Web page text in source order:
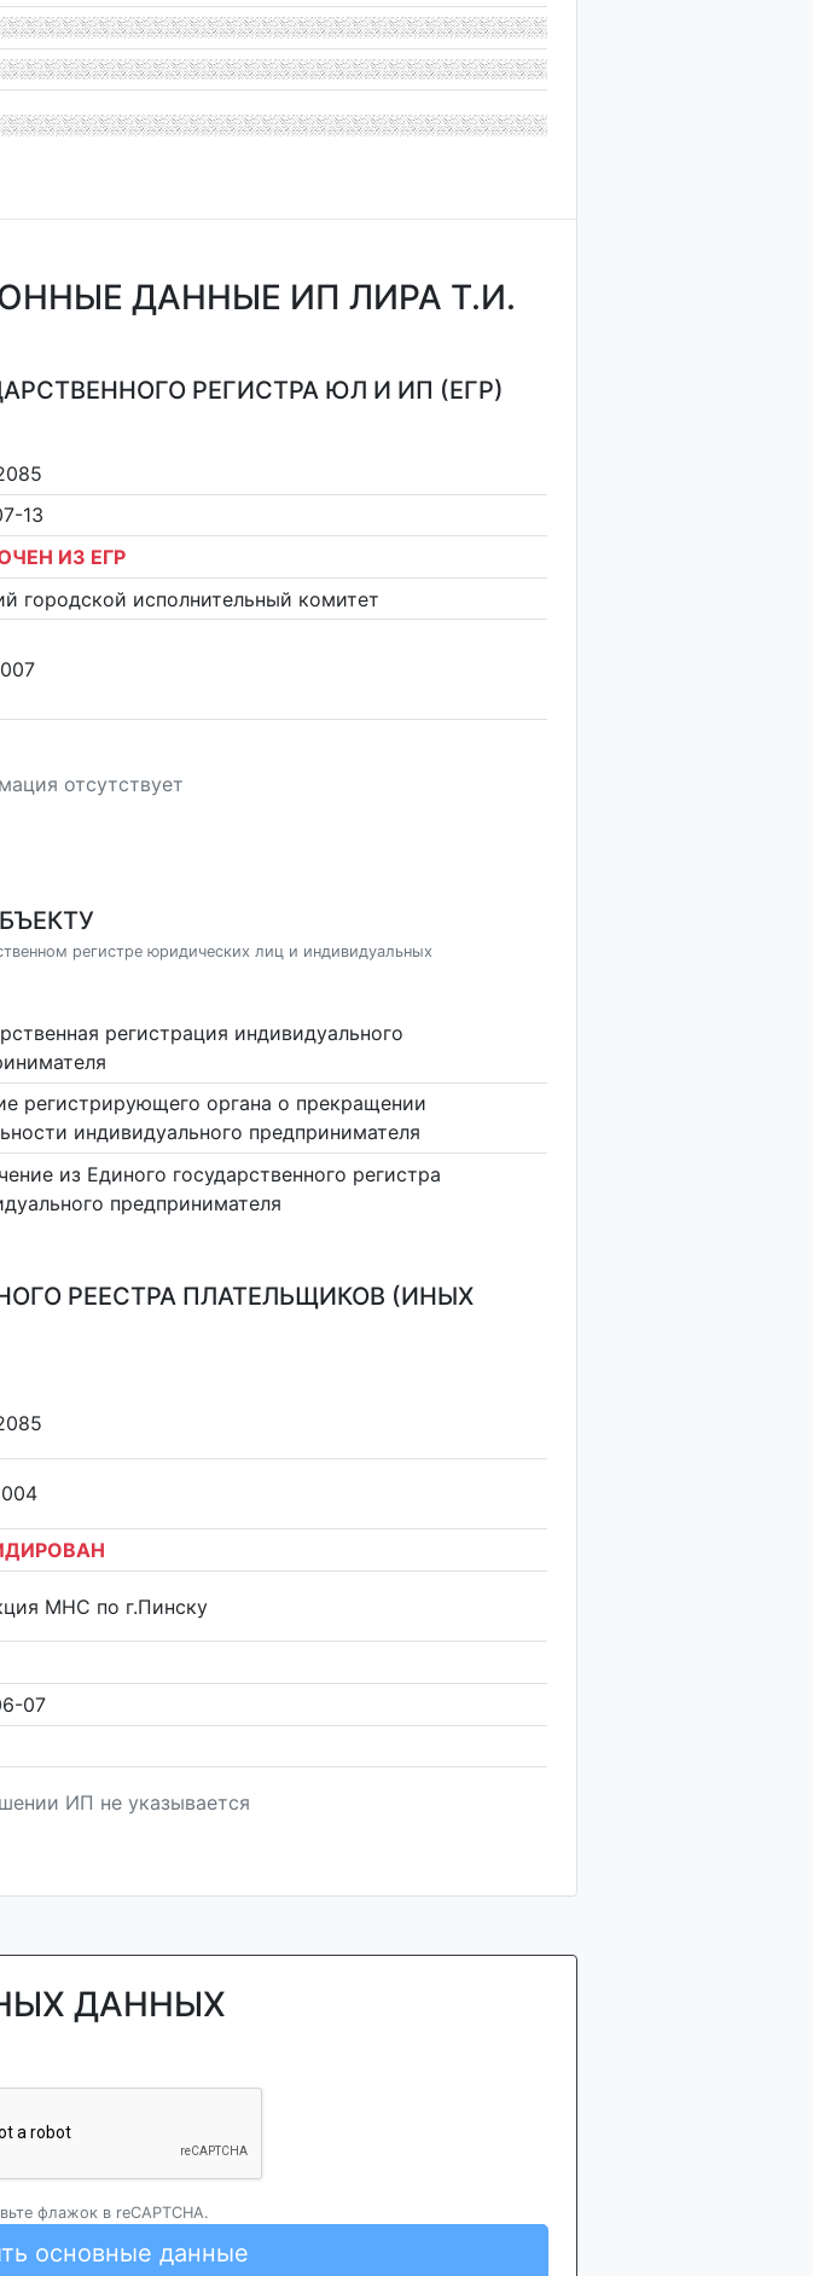
ДАННЫЕ ИП ЛИРА Т.И.
РЕГИСТРА ЮЛ И ИП (ЕГР)
13
ИЗ ЕГР
городской исполнительный комитет
отсутствует
регистре юридических лиц и индивидуальных
регистрация индивидуального
регистрирующего органа о прекращении
индивидуального предпринимателя
из Единого государственного регистра
предпринимателя
РЕЕСТРА ПЛАТЕЛЬЩИКОВ (ИНЫХ
МНС по г.Пинску
07
ИП не указывается
ДАННЫХ
флажок в reCAPTCHA.
основные данные